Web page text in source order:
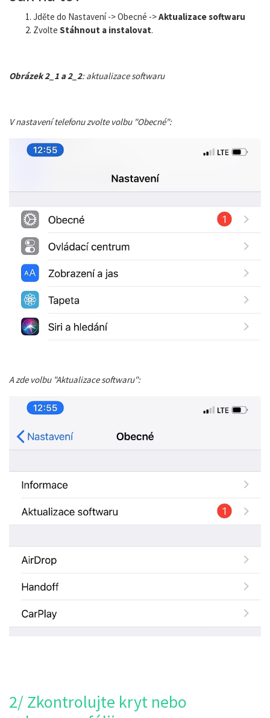
Jděte do Nastavení -> Obecné ->Aktualizace softwaru
Zvolte Stáhnout a instalovat.
Obrázek 2_1 a 2_2: aktualizace softwaru
V nastavení telefonu zvolte volbu "Obecné":
A zde volbu "Aktualizace softwaru":
2/ Zkontrolujte kryt nebo